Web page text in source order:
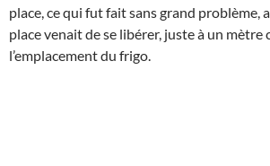
place, ce qui fut fait sans grand problème,
place venait de se libérer, juste à un mètre
l’emplacement du frigo.